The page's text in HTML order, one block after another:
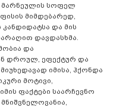
მარნეულის სოფელ
მიმდებარედ,
და მის
დავდასხმა.
და
დროულ, ეფექტურ და
იმისა, ჰქონდა
მოტივი,
ფაქტები საარჩევნო